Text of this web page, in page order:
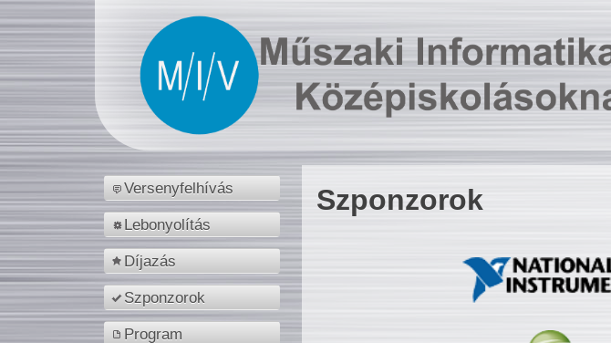
Versenyfelhívás
Lebonyolítás
Díjazás
Szponzorok
Program
Szponzorok